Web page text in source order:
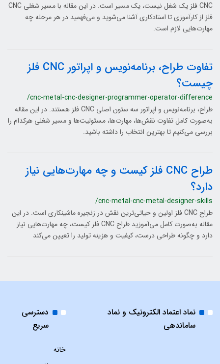
CNC فلز یک شغل نیست، یک مسیر است. در این مقاله با مسیر شغلی CNC
فلز از کارآموزی تا استادکاری آشنا می‌شوید و می‌فهمید در هر مرحله چه
مهارت‌هایی لازم است.
تفاوت طراح، برنامه‌نویس و اپراتور CNC فلز
چیست؟
/cnc-metal-cnc-designer-programmer-operator-difference
طراح، برنامه‌نویس و اپراتور سه ستون اصلی CNC فلز هستند. در این مقاله
به‌صورت کامل تفاوت نقش‌ها، مهارت‌ها، مسئولیت‌ها و مسیر شغلی هرکدام را
بررسی می‌کنیم تا بهترین انتخاب را داشته باشید.
طراح CNC فلز کیست و چه مهارت‌هایی نیاز
دارد؟
/cnc-metal-cnc-metal-designer-skills
طراح CNC فلز اولین و حیاتی‌ترین نقش در زنجیره ماشینکاری است. در این
مقاله به‌صورت کامل می‌آموزید طراح CNC فلز کیست، چه مهارت‌هایی نیاز
دارد و چگونه طراحی درست، کیفیت و هزینه تولید را تعیین می‌کند
نماد اعتماد الکترونیک و نماد
ساماندهی
دسترسی
سریع
خانه